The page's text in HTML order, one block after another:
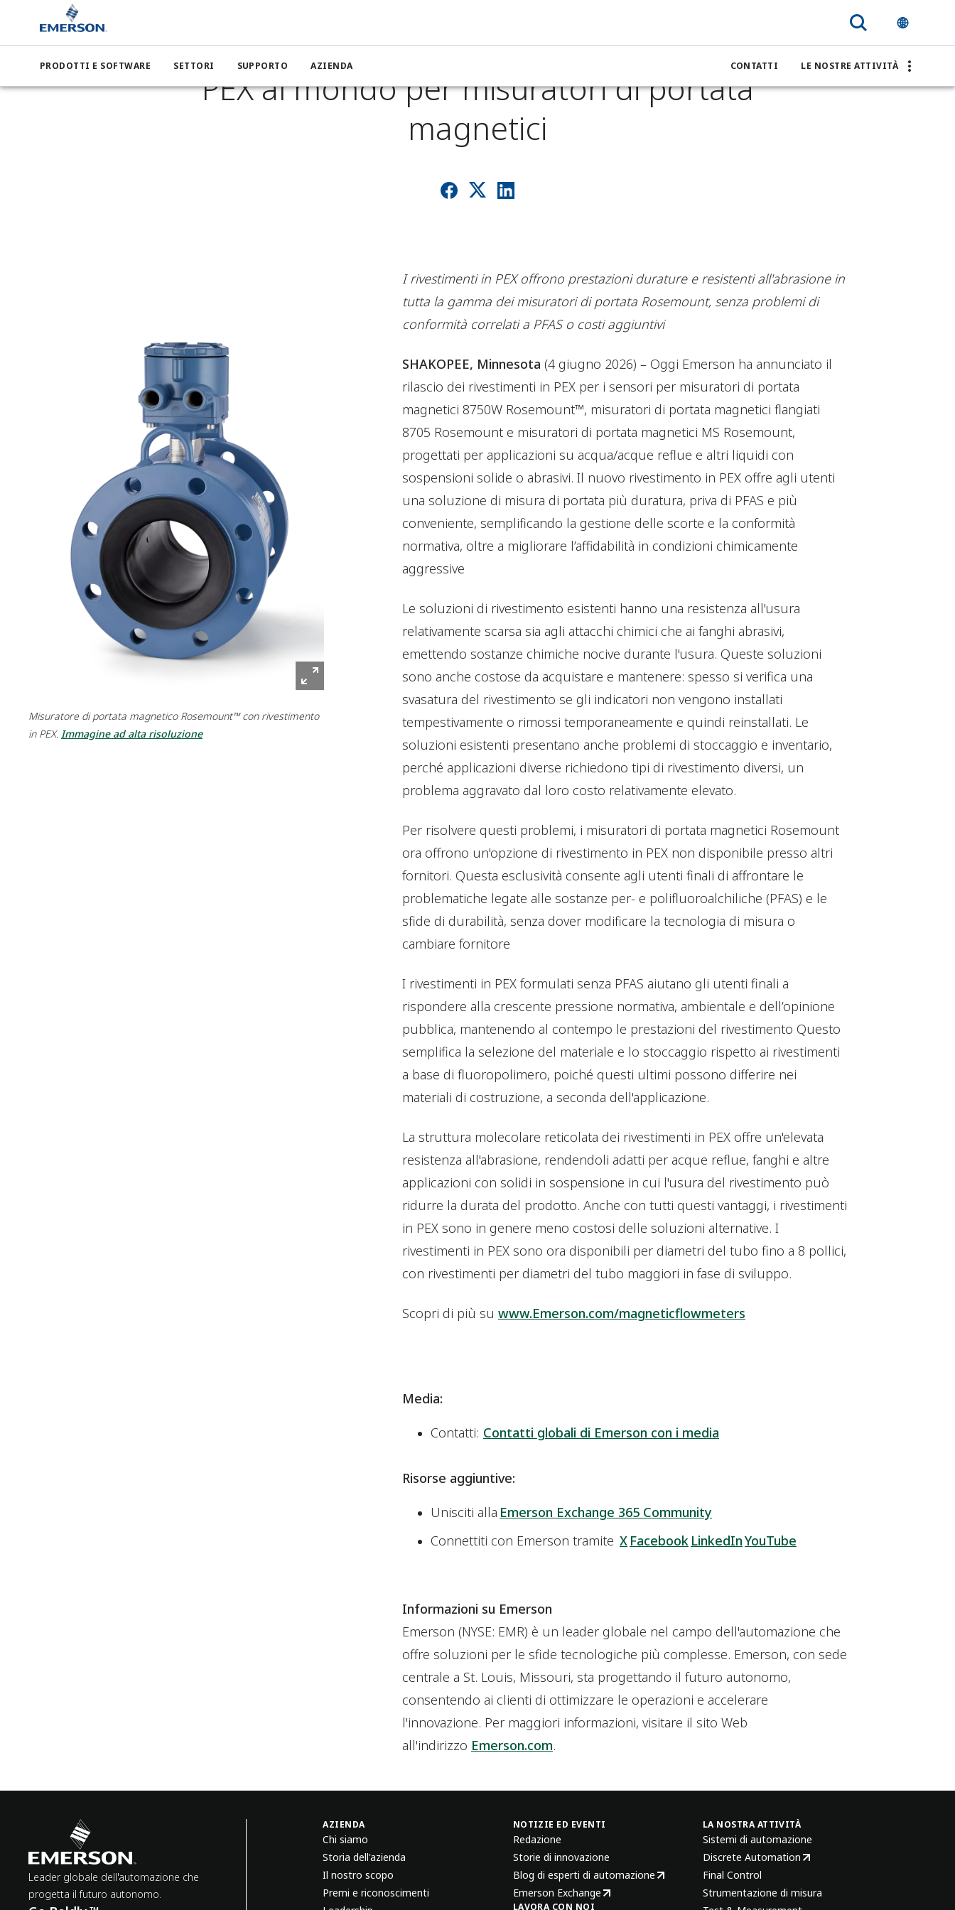
PRODOTTI E SOFTWARE SETTORI SUPPORTO AZIENDA CONTATTI LE NOSTRE ATTIVITÀ
Emerson lancia i primi rivestimenti in
PEX al mondo per misuratori di portata
magnetici
Misuratore di portata magnetico Rosemount™ con rivestimento
in PEX. Immagine ad alta risoluzione
I rivestimenti in PEX offrono prestazioni durature e resistenti all'abrasione in
tutta la gamma dei misuratori di portata Rosemount, senza problemi di
conformità correlati a PFAS o costi aggiuntivi
SHAKOPEE, Minnesota (4 giugno 2026) – Oggi Emerson ha annunciato il
rilascio dei rivestimenti in PEX per i sensori per misuratori di portata
magnetici 8750W Rosemount™, misuratori di portata magnetici flangiati
8705 Rosemount e misuratori di portata magnetici MS Rosemount,
progettati per applicazioni su acqua/acque reflue e altri liquidi con
sospensioni solide o abrasivi. Il nuovo rivestimento in PEX offre agli utenti
una soluzione di misura di portata più duratura, priva di PFAS e più
conveniente, semplificando la gestione delle scorte e la conformità
normativa, oltre a migliorare l’affidabilità in condizioni chimicamente
aggressive
Le soluzioni di rivestimento esistenti hanno una resistenza all'usura
relativamente scarsa sia agli attacchi chimici che ai fanghi abrasivi,
emettendo sostanze chimiche nocive durante l'usura. Queste soluzioni
sono anche costose da acquistare e mantenere: spesso si verifica una
svasatura del rivestimento se gli indicatori non vengono installati
tempestivamente o rimossi temporaneamente e quindi reinstallati. Le
soluzioni esistenti presentano anche problemi di stoccaggio e inventario,
perché applicazioni diverse richiedono tipi di rivestimento diversi, un
problema aggravato dal loro costo relativamente elevato.
Per risolvere questi problemi, i misuratori di portata magnetici Rosemount
ora offrono un'opzione di rivestimento in PEX non disponibile presso altri
fornitori. Questa esclusività consente agli utenti finali di affrontare le
problematiche legate alle sostanze per- e polifluoroalchiliche (PFAS) e le
sfide di durabilità, senza dover modificare la tecnologia di misura o
cambiare fornitore
I rivestimenti in PEX formulati senza PFAS aiutano gli utenti finali a
rispondere alla crescente pressione normativa, ambientale e dell’opinione
pubblica, mantenendo al contempo le prestazioni del rivestimento Questo
semplifica la selezione del materiale e lo stoccaggio rispetto ai rivestimenti
a base di fluoropolimero, poiché questi ultimi possono differire nei
materiali di costruzione, a seconda dell'applicazione.
La struttura molecolare reticolata dei rivestimenti in PEX offre un'elevata
resistenza all'abrasione, rendendoli adatti per acque reflue, fanghi e altre
applicazioni con solidi in sospensione in cui l'usura del rivestimento può
ridurre la durata del prodotto. Anche con tutti questi vantaggi, i rivestimenti
in PEX sono in genere meno costosi delle soluzioni alternative. I
rivestimenti in PEX sono ora disponibili per diametri del tubo fino a 8 pollici,
con rivestimenti per diametri del tubo maggiori in fase di sviluppo.
Scopri di più su www.Emerson.com/magneticflowmeters
Media:
Contatti: Contatti globali di Emerson con i media
Risorse aggiuntive:
Unisciti alla Emerson Exchange 365 Community
Connettiti con Emerson tramite X Facebook LinkedInYouTube
Informazioni su Emerson
Emerson (NYSE: EMR) è un leader globale nel campo dell'automazione che
offre soluzioni per le sfide tecnologiche più complesse. Emerson, con sede
centrale a St. Louis, Missouri, sta progettando il futuro autonomo,
consentendo ai clienti di ottimizzare le operazioni e accelerare
l'innovazione. Per maggiori informazioni, visitare il sito Web
all'indirizzo Emerson.com.
Leader globale dell'automazione che
progetta il futuro autonomo.
AZIENDA
Chi siamo
Storia dell'azienda
Il nostro scopo
Premi e riconoscimenti
NOTIZIE ED EVENTI
Redazione
Storie di innovazione
Blog di esperti di automazione
Emerson Exchange
LAVORA CON NOI
LA NOSTRA ATTIVITÀ
Sistemi di automazione
Discrete Automation
Final Control
Strumentazione di misura